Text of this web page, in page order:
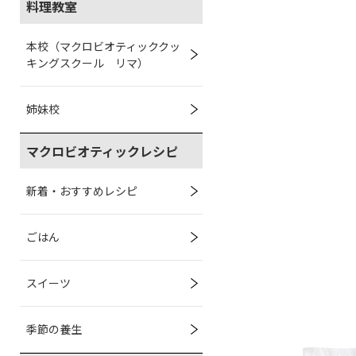
料理教室
本校（マクロビオティッククッ
キングスクール リマ）
姉妹校
マクロビオティックレシピ
新着・おすすめレシピ
ごはん
スイーツ
季節の養生